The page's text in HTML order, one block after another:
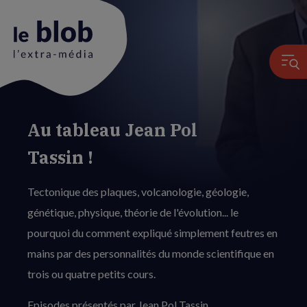
AnimationAu tableau Jean Pol
Tassin !
Tectonique des plaques, volcanologie, géologie,
génétique, physique, théorie de l'évolution... le
pourquoi du comment expliqué simplement feutres en
mains par des personnalités du monde scientifique en
trois ou quatre petits cours.